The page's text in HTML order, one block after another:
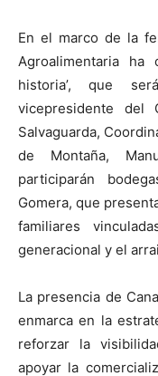
En el marco de la
Agroalimentaria ha
historia’, que
vicepresidente del
Salvaguarda,
de Montaña,
participarán
Gomera, que
familiares
generacional y el
La presencia de
enmarca en la
reforzar la
apoyar la